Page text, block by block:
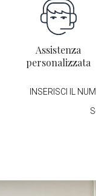
Assistenza
personalizzata
INSERISCI IL